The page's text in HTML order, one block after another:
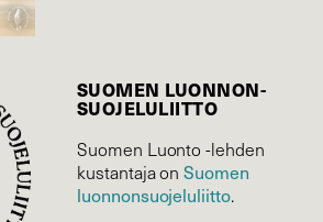
SUOMEN LUONNON­
SUOJELU­LIITTO
Suomen Luonto -lehden
kustantaja onSuomen
luonnonsuojelu­liitto.